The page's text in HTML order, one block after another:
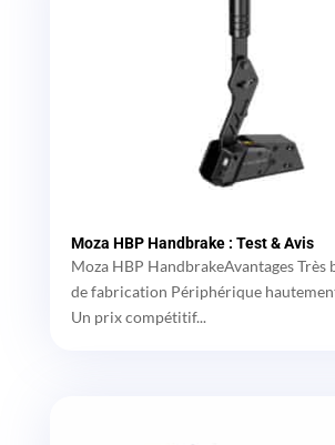
Moza HBP Handbrake : Test & Avis
Moza HBP HandbrakeAvantages Très
de fabrication Périphérique
Un prix compétitif...